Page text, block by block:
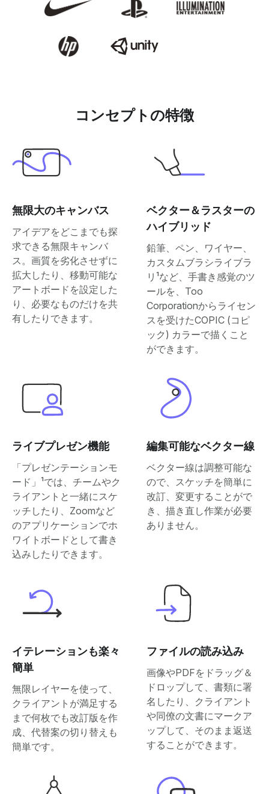
コンセプトの特徴
無限大のキャンバス
アイデアをどこまでも探
求できる無限キャンバ
ス。画質を劣化させずに
拡大したり、移動可能な
アートボードを設定した
り、必要なものだけを共
有したりできます。
ベクター＆ラスターの
ハイブリッド
鉛筆、ペン、ワイヤー、
カスタムブラシライブラ
リ¹など、手書き感覚のツ
ールを、Too
Corporationからライセン
スを受けたCOPIC (コピ
ック) カラーで描くこと
ができます。
ライブプレゼン機能
「プレゼンテーションモ
ード」¹では、チームやク
ライアントと一緒にスケ
ッチしたり、Zoomなど
のアプリケーションでホ
ワイトボードとして書き
込みしたりできます。
編集可能なベクター線
ベクター線は調整可能な
ので、スケッチを簡単に
改訂、変更することがで
き、描き直し作業が必要
ありません。
イテレーションも楽々
簡単
無限レイヤーを使って、
クライアントが満足する
まで何枚でも改訂版を作
成、代替案の切り替えも
簡単です。
ファイルの読み込み
画像やPDFをドラッグ＆
ドロップして、書類に署
名したり、クライアント
や同僚の文書にマークア
ップして、そのまま返送
することができます。